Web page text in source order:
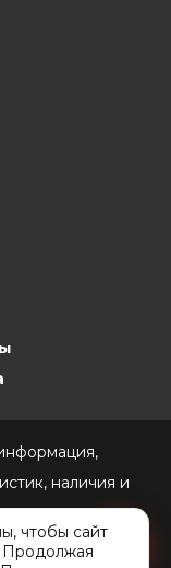
наличия и
и ни при
офертой,
чтобы сайт
Продолжая